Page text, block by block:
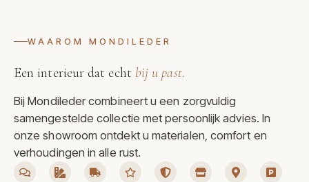
WAAROM MONDILEDER
Een interieur dat echt bij u past.
Bij Mondileder combineert u een zorgvuldig
samengestelde collectie met persoonlijk advies. In
onze showroom ontdekt u materialen, comfort en
verhoudingen in alle rust.